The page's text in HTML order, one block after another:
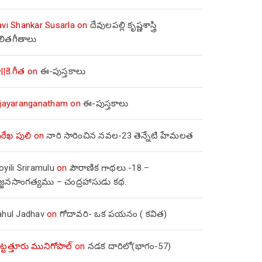
Shankar Susarlaon దేవులపల్లి కృష్ణశాస్త్రి
on ఈ-పుస్తకాలు
onఈ-పుస్తకాలు
పులి onనారి సారించిన నవల-23 తెన్నేటి హేమలత
Sriramulu on పౌరాణిక గాథలు -18 –
– చంద్రహాసుడు కథ.
Jadhavon గోదావరి- ఒక పయనం ( కవిత)
మునిగోపాల్on నడక దారిలో(భాగం-57)